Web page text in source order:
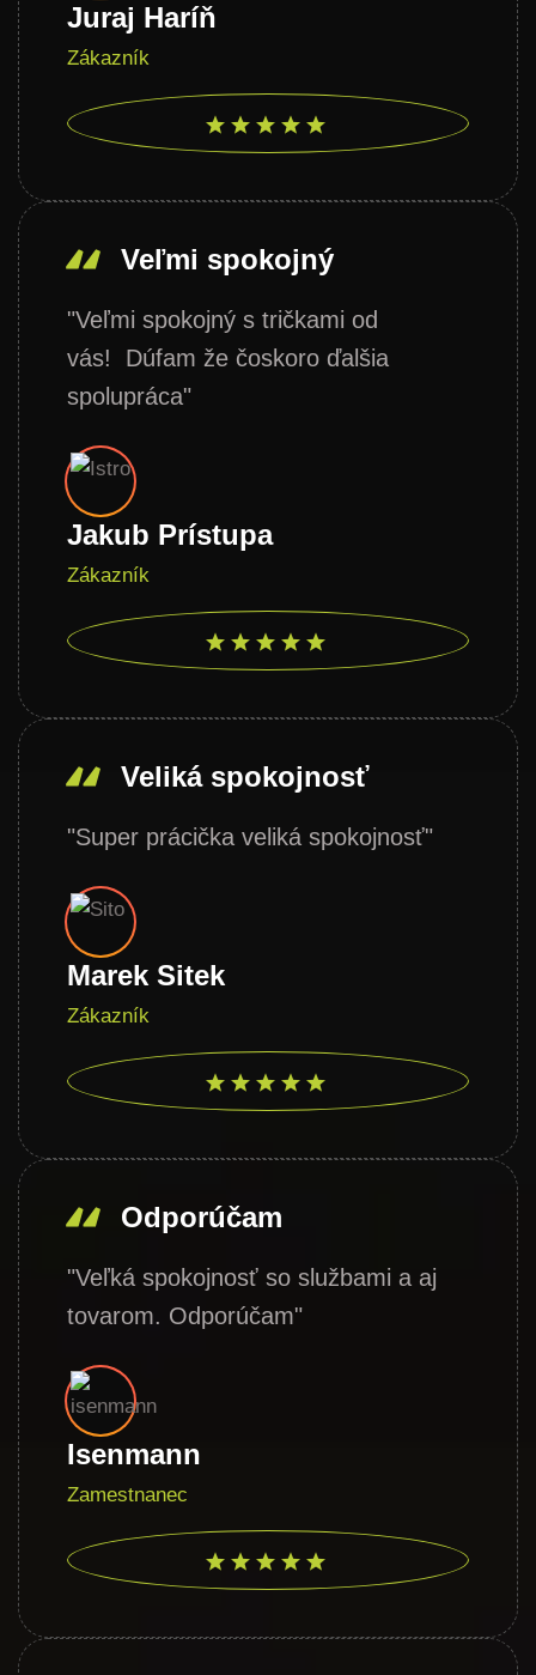
Juraj Haríň
Zákazník
Veľmi spokojný
"Veľmi spokojný s tričkami od
vás! Dúfam že čoskoro ďalšia
spolupráca"
Jakub Prístupa
Zákazník
Veliká spokojnosť
"Super prácička veliká spokojnosť"
Marek Sitek
Zákazník
Odporúčam
"Veľká spokojnosť so službami a aj
tovarom. Odporúčam"
Isenmann
Zamestnanec